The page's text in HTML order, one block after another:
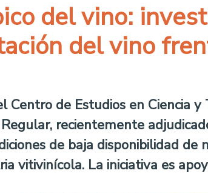
del vino:
del vino
Centro de Estudios en Ciencia
recientemente
de baja disponibilidad de
vitivinícola. La iniciativa es